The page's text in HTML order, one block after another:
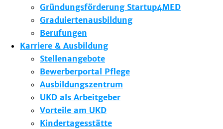
Gründungsförderung Startup4MED
Graduiertenausbildung
Berufungen
Karriere & Ausbildung
Stellenangebote
Bewerberportal Pflege
Ausbildungszentrum
UKD als Arbeitgeber
Vorteile am UKD
Kindertagesstätte